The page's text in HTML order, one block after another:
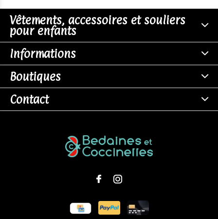
Vêtements, accessoires et souliers
pour enfants
Informations
Boutiques
Contact